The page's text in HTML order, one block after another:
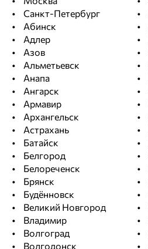
Санкт-Петербург
Абинск
Адлер
Азов
Альметьевск
Анапа
Ангарск
Армавир
Архангельск
Астрахань
Батайск
Белгород
Белореченск
Брянск
Будённовск
Великий Новгород
Владимир
Волгоград
Волгодонск